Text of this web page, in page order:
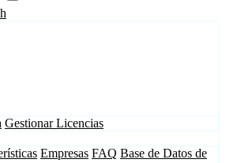
Gestionar Licencias
Empresas FAQ Base de Datos de